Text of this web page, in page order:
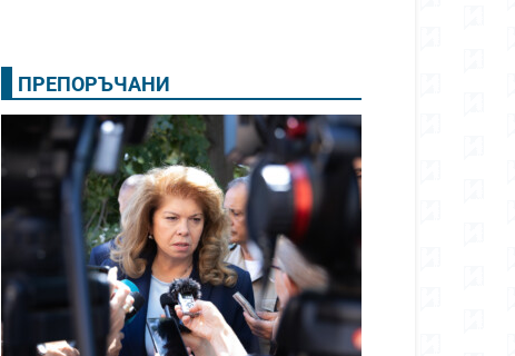
ПРЕПОРЪЧАНИ